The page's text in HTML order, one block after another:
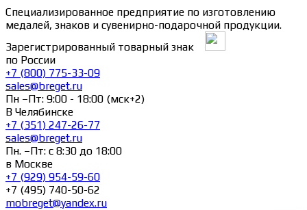
Специализированное предприятие по изготовлению
медалей, знаков и сувенирно-подарочной продукции.
Зарегистрированный товарный знак
по России
+7 (800) 775-33-09
sales@breget.ru
Пн –Пт: 9:00 - 18:00 (мск+2)
В Челябинске
+7 (351) 247-26-77
sales@breget.ru
Пн. –Пт: с 8:30 до 18:00
в Москве
+7 (929) 954-59-60
+7 (495) 740-50-62
mobreget@yandex.ru